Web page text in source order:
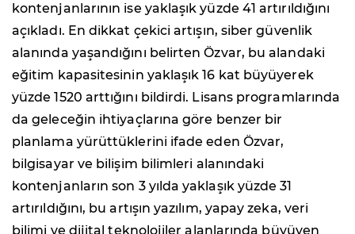
kontenjanlarının ise yaklaşık yüzde 41 artırıldığını
açıkladı. En dikkat çekici artışın, siber güvenlik
alanında yaşandığını belirten Özvar, bu alandaki
eğitim kapasitesinin yaklaşık 16 kat büyüyerek
yüzde 1520 arttığını bildirdi. Lisans programlarında
da geleceğin ihtiyaçlarına göre benzer bir
planlama yürüttüklerini ifade eden Özvar,
bilgisayar ve bilişim bilimleri alanındaki
kontenjanların son 3 yılda yaklaşık yüzde 31
artırıldığını, bu artışın yazılım, yapay zeka, veri
bilimi ve dijital teknolojiler alanlarında büyüyen